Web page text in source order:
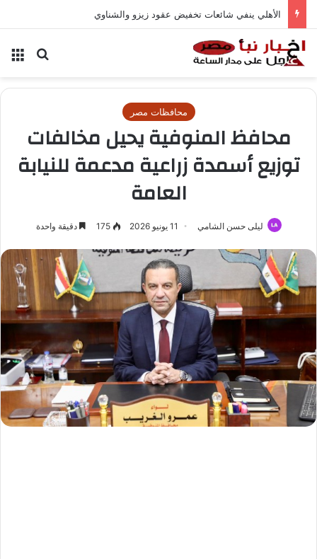
الأهلي ينفي شائعات تخفيض عقود زيزو والشناوي
بحث
محافظات مصر
محافظ المنوفية يحيل مخالفات
توزيع أسمدة زراعية مدعمة للنيابة
العامة
ليلى حسن الشامي 11 يونيو 2026 175 دقيقة واحدة